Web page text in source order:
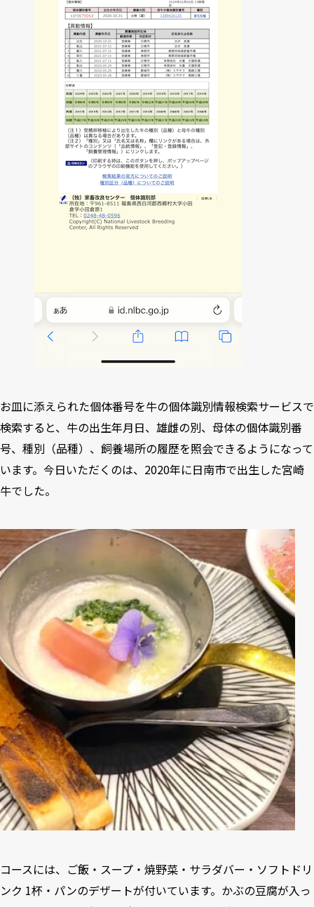
お皿に添えられた個体番号を牛の個体識別情報検索サービスで
検索すると、牛の出生年月日、雄雌の別、母体の個体識別番
号、種別（品種）、飼養場所の履歴を照会できるようになって
います。今日いただくのは、2020年に日南市で出生した宮崎
牛でした。
コースには、ご飯・スープ・焼野菜・サラダバー・ソフトドリ
ンク 1杯・パンのデザートが付いています。かぶの豆腐が入っ